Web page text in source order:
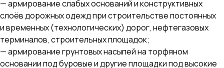
— армирование слабых оснований и конструктивных
слоёв дорожных одежд при строительстве постоянных
и временных (технологических) дорог, нефтегазовых
терминалов, строительных площадок;
— армирование грунтовых насыпей на торфяном
основании под буровые и другие площадки под высокие